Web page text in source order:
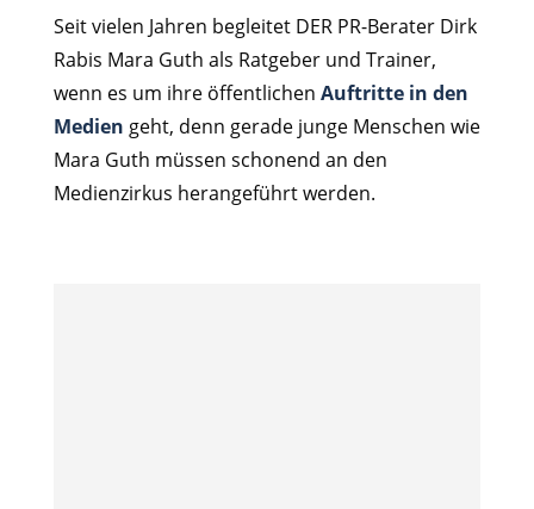
Seit vielen Jahren begleitet DER PR-Berater Dirk
Rabis Mara Guth als Ratgeber und Trainer,
wenn es um ihre öffentlichen Auftritte in den
Medien geht, denn gerade junge Menschen wie
Mara Guth müssen schonend an den
Medienzirkus herangeführt werden.